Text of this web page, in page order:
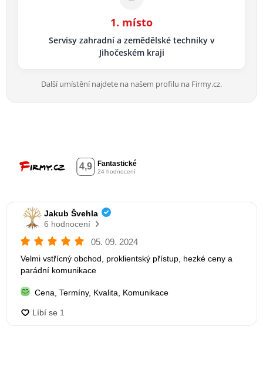
1. místo
Servisy zahradní a zemědělské techniky v
Jihočeském kraji
Další umístění najdete na našem profilu na Firmy.cz.